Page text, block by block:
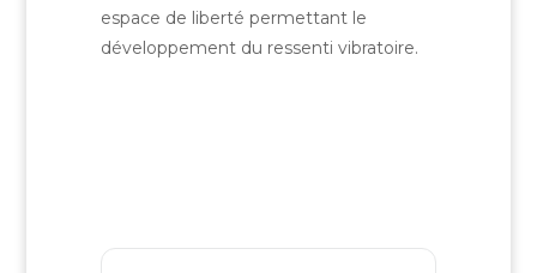
espace de liberté permettant le
développement du ressenti vibratoire.